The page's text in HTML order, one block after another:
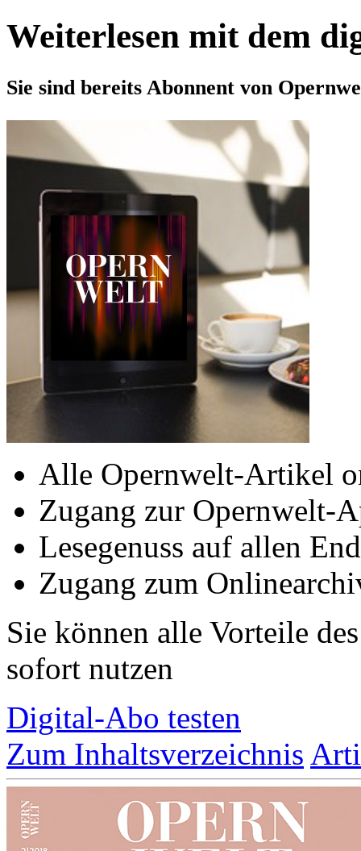
Weiterlesen mit dem
Sie sind bereits Abonnent von
Alle Opernwelt-Artikel
Zugang zur Opernwelt-
Lesegenuss auf allen
Zugang zum
Sie können alle Vorteile
sofort nutzen
Digital-Abo testen
Zum Inhaltsverzeichnis